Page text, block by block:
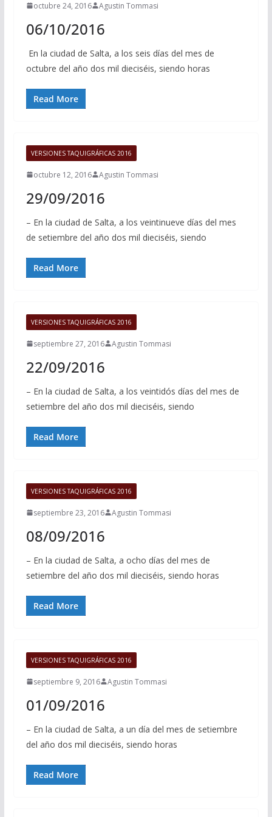
octubre 24, 2016 Agustin Tommasi
06/10/2016
En la ciudad de Salta, a los seis días del mes de
octubre del año dos mil dieciséis, siendo horas
Read More
VERSIONES TAQUIGRÁFICAS 2016
octubre 12, 2016 Agustin Tommasi
29/09/2016
– En la ciudad de Salta, a los veintinueve días del mes
de setiembre del año dos mil dieciséis, siendo
Read More
VERSIONES TAQUIGRÁFICAS 2016
septiembre 27, 2016 Agustin Tommasi
22/09/2016
– En la ciudad de Salta, a los veintidós días del mes de
setiembre del año dos mil dieciséis, siendo
Read More
VERSIONES TAQUIGRÁFICAS 2016
septiembre 23, 2016 Agustin Tommasi
08/09/2016
– En la ciudad de Salta, a ocho días del mes de
setiembre del año dos mil dieciséis, siendo horas
Read More
VERSIONES TAQUIGRÁFICAS 2016
septiembre 9, 2016 Agustin Tommasi
01/09/2016
– En la ciudad de Salta, a un día del mes de setiembre
del año dos mil dieciséis, siendo horas
Read More